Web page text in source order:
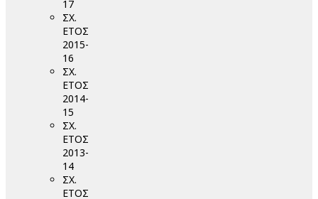
17
ΣΧ.
ΕΤΟΣ
2015-
16
ΣΧ.
ΕΤΟΣ
2014-
15
ΣΧ.
ΕΤΟΣ
2013-
14
ΣΧ.
ΕΤΟΣ